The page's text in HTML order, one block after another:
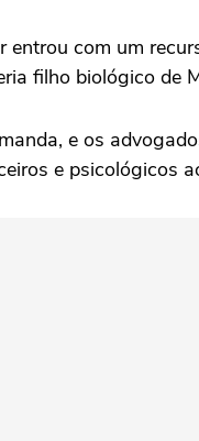
entrou com um
filho biológico de
e os
e psicológicos